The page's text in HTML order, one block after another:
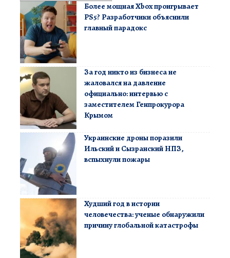
Более мощная Xbox проигрывает
PS5? Разработчики объяснили
главный парадокс
За год никто из бизнеса не
жаловался на давление
официально: интервью с
заместителем Генпрокурора
Крымом
Украинские дроны поразили
Ильский и Сызранский НПЗ,
вспыхнули пожары
Худший год в истории
человечества: ученые обнаружили
причину глобальной катастрофы